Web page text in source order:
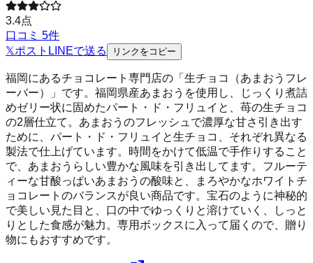
3.4点
口コミ 5件
𝕏ポスト LINEで送る リンクをコピー
福岡にあるチョコレート専門店の「生チョコ（あまおうフレ
ーバー）」です。福岡県産あまおうを使用し、じっくり煮詰
めゼリー状に固めたパート・ド・フリュイと、苺の生チョコ
の2層仕立て。あまおうのフレッシュで濃厚な甘さ引き出す
ために、パート・ド・フリュイと生チョコ、それぞれ異なる
製法で仕上げています。時間をかけて低温で手作りすること
で、あまおうらしい豊かな風味を引き出してます。フルーテ
ィーな甘酸っぱいあまおうの酸味と、まろやかなホワイトチ
ョコレートのバランスが良い商品です。宝石のように神秘的
で美しい見た目と、口の中でゆっくりと溶けていく、しっと
りとした食感が魅力。専用ボックスに入って届くので、贈り
物にもおすすめです。